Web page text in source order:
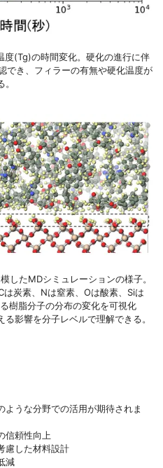
(Tg)の時間変化。硬化の進行に伴
でき、フィラーの有無や硬化温度が
たMDシミュレーションの様子。
炭素、Nは窒素、Oは酸素、Siは
樹脂分子の分布の変化を可視化
影響を分子レベルで理解できる。
うな分野での活用が期待されま
信頼性向上
慮した材料設計
減